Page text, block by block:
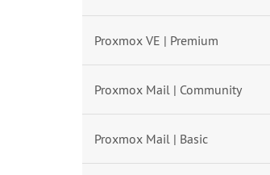
Proxmox VE | Premium
Proxmox Mail | Community
Proxmox Mail | Basic